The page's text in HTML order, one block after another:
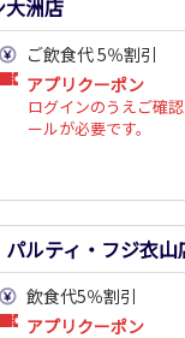
大洲店
ご飲食代 5％割引
アプリクーポン
ログインのうえご確
ールが必要です。
ルティ・フジ衣山
飲食代5％割引
アプリクーポン